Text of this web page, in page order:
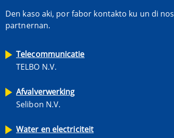
Den kaso aki, por fabor kontakto ku un di nos
partnernan.
Telecommunicatie
TELBO N.V.
Afvalverwerking
Selibon N.V.
Water en electriciteit